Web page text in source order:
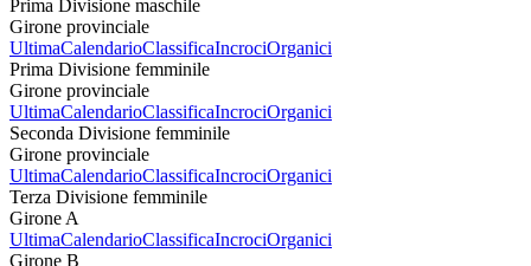
Prima Divisione maschile
Girone provinciale
UltimaCalendarioClassificaIncrociOrganici
Prima Divisione femminile
Girone provinciale
UltimaCalendarioClassificaIncrociOrganici
Seconda Divisione femminile
Girone provinciale
UltimaCalendarioClassificaIncrociOrganici
Terza Divisione femminile
Girone A
UltimaCalendarioClassificaIncrociOrganici
Girone B